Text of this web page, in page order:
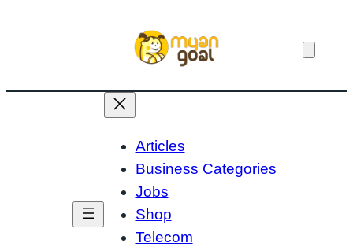
Articles
Business Categories
Jobs
Shop
Telecom